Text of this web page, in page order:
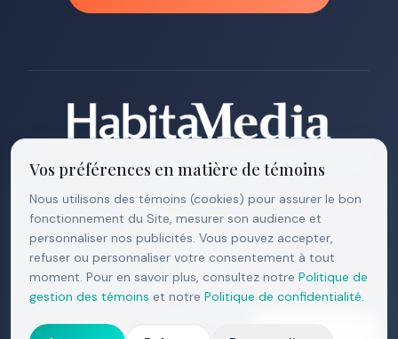
Des Ateliers, Montréal, Québec, H2S 0A4 ·514.652.1552
4.9 · 27avis
Vos préférences en matière de témoins
Nous utilisons des témoins (cookies) pour assurer le bon
fonctionnement du Site, mesurer son audience et
personnaliser nos publicités. Vous pouvez accepter,
refuser ou personnaliser votre consentement à tout
moment. Pour en savoir plus, consultez notre Politique de
gestion des témoins et notre Politique de confidentialité.